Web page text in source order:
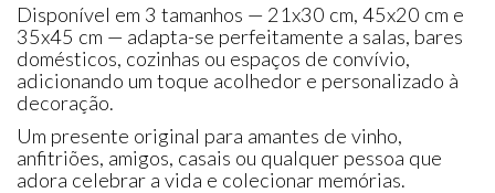
Disponível em 3 tamanhos — 21x30 cm, 45x20 cm e
35x45 cm — adapta-se perfeitamente a salas, bares
domésticos, cozinhas ou espaços de convívio,
adicionando um toque acolhedor e personalizado à
decoração.
Um presente original para amantes de vinho,
anfitriões, amigos, casais ou qualquer pessoa que
adora celebrar a vida e colecionar memórias.